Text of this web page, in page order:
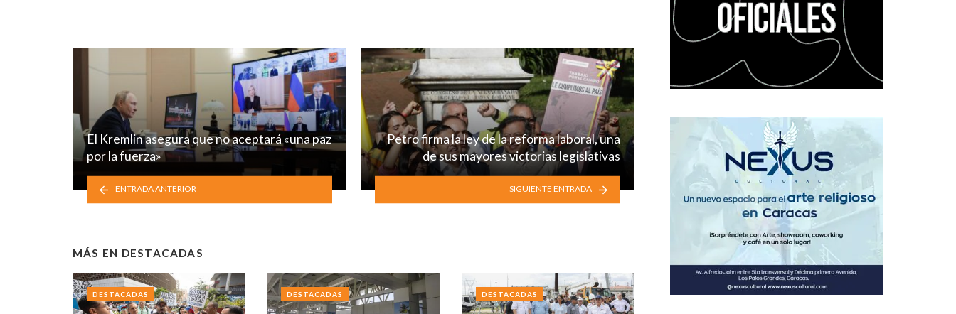
El Kremlin asegura que no aceptará «una paz
por la fuerza»
ENTRADA ANTERIOR
Petro firma la ley de la reforma laboral, una
de sus mayores victorias legislativas
SIGUIENTE ENTRADA
MÁS EN DESTACADAS
DESTACADAS DESTACADAS DESTACADAS